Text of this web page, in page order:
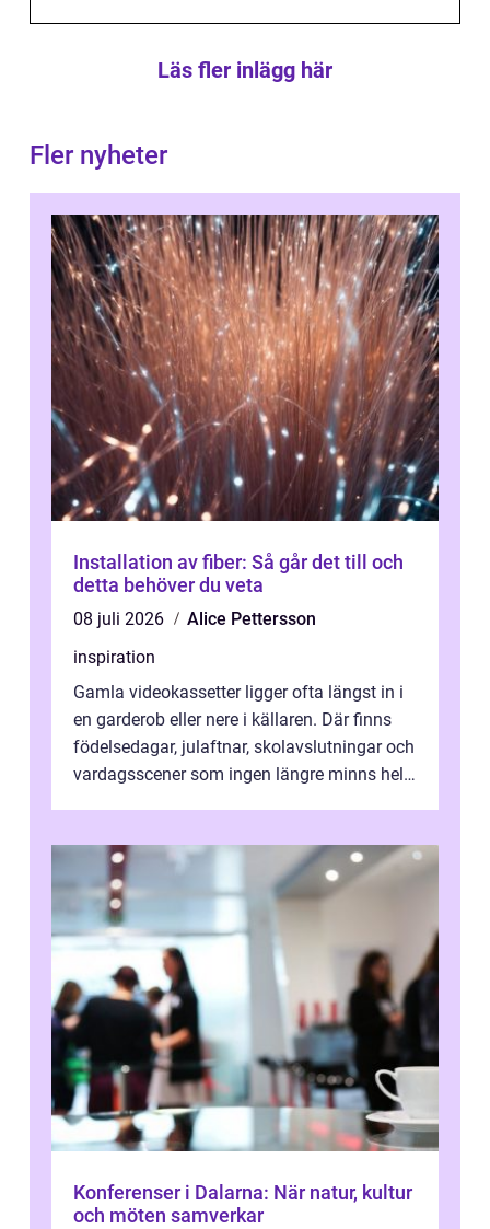
Läs fler inlägg här
Fler nyheter
Installation av fiber: Så går det till och
detta behöver du veta
08 juli 2026
Alice Pettersson
inspiration
Gamla videokassetter ligger ofta längst in i
en garderob eller nere i källaren. Där finns
födelsedagar, julaftnar, skolavslutningar och
vardagsscener som ingen längre minns helt.
Konferenser i Dalarna: När natur, kultur
och möten samverkar